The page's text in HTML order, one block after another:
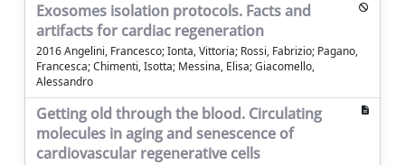
Exosomes isolation protocols. Facts and
artifacts for cardiac regeneration
2016 Angelini, Francesco; Ionta, Vittoria; Rossi, Fabrizio; Pagano,
Francesca; Chimenti, Isotta; Messina, Elisa; Giacomello,
Alessandro
Getting old through the blood. Circulating
molecules in aging and senescence of
cardiovascular regenerative cells